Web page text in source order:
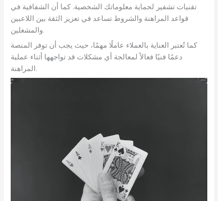
تقنيات تشفير لحماية معلوماتك الشخصية. كما أن الشفافية في
قواعد المراهنة والشروط تساعد في تعزيز الثقة بين اللاعبين
والمشغلين.
كما تُعتبر العناية بالعملاء عاملًا مهمًا، حيث يجب أن توفر المنصة
دعمًا فنيًا فعالاً لمعالجة أي مشكلات قد تواجهها أثناء عملية
المراهنة.